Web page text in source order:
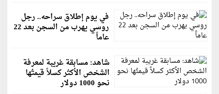
في يوم إطلاق سراحه.. رجل
روسي يهرب من السجن بعد 22
عاماً
شاهد: مسابقة غريبة لمعرفة
الشخص الأكثر كسلاً قيمتُها
نحو 1000 دولار